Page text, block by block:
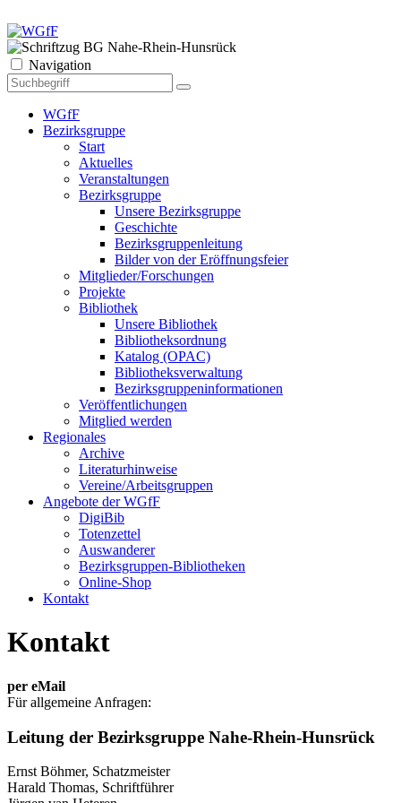
Navigation
WGfF
Bezirksgruppe
Start
Aktuelles
Veranstaltungen
Bezirksgruppe
Unsere Bezirksgruppe
Geschichte
Bezirksgruppenleitung
Bilder von der Eröffnungsfeier
Mitglieder/Forschungen
Projekte
Bibliothek
Unsere Bibliothek
Bibliotheksordnung
Katalog (OPAC)
Bibliotheksverwaltung
Bezirksgruppeninformationen
Veröffentlichungen
Mitglied werden
Regionales
Archive
Literaturhinweise
Vereine/Arbeitsgruppen
Angebote der WGfF
DigiBib
Totenzettel
Auswanderer
Bezirksgruppen-Bibliotheken
Online-Shop
Kontakt
Kontakt
per eMail
Für allgemeine Anfragen:
Leitung der Bezirksgruppe Nahe-Rhein-Hunsrück
Ernst Böhmer, Schatzmeister
Harald Thomas, Schriftführer